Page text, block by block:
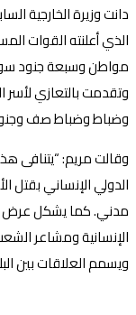
دانت وزيرة الخارجية
الذي أعلنته القوات
مواطن وسبعة جنود
وتقدمت بالتعازي
وضباط وضباط صف
وقالت مريم: “يتنافى
الدولي الإنساني
مدني. كما يشكل عرض
الإنسانية ومشاعر
ويسمم العلاقات بين